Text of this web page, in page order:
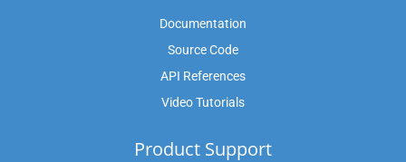
Documentation
Source Code
API References
Video Tutorials
Product Support